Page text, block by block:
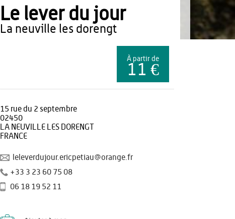
Le lever du jour
la neuville les dorengt
À partir de
11 €
15 rue du 2 septembre
02450
LA NEUVILLE LES DORENGT
FRANCE
leleverdujour.ericpetiau@orange.fr
+33 3 23 60 75 08
06 18 19 52 11